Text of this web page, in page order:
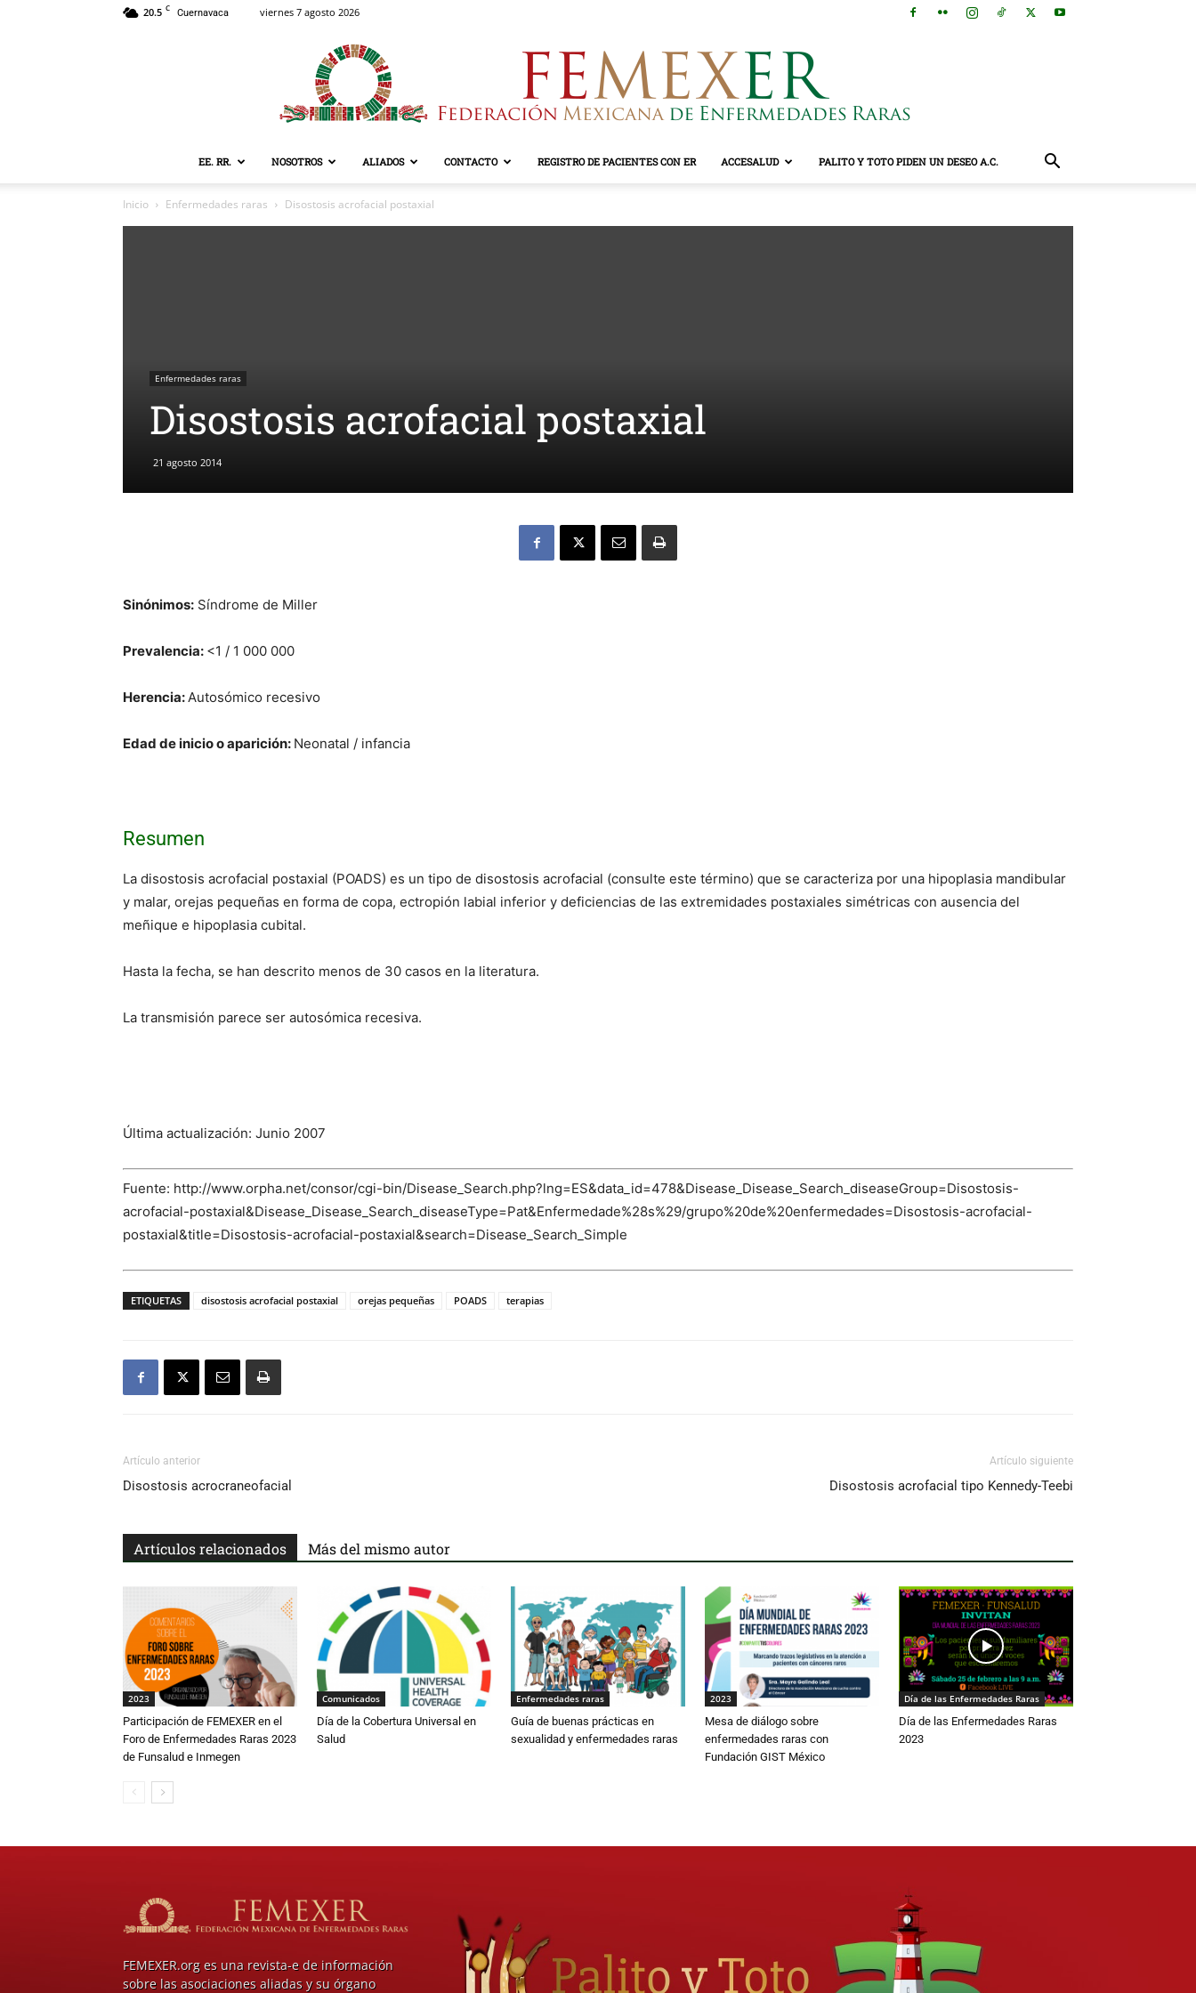
20.5 C Cuernavaca viernes 7 agosto 2026
EE. RR. NOSOTROS ALIADOS CONTACTO REGISTRO DE PACIENTES CON ER ACCESALUD PALITO Y TOTO PIDEN UN DESEO A.C.
Inicio Enfermedades raras Disostosis acrofacial postaxial
Enfermedades raras
Disostosis acrofacial postaxial
21 agosto 2014
Sinónimos: Síndrome de Miller
Prevalencia: <1 / 1 000 000
Herencia:Autosómico recesivo
Edad de inicio o aparición: Neonatal / infancia
Resumen
La disostosis acrofacial postaxial (POADS) es un tipo de disostosis acrofacial (consulte este término) que se caracteriza por una hipoplasia mandibular
y malar, orejas pequeñas en forma de copa, ectropión labial inferior y deficiencias de las extremidades postaxiales simétricas con ausencia del
meñique e hipoplasia cubital.
Hasta la fecha, se han descrito menos de 30 casos en la literatura.
La transmisión parece ser autosómica recesiva.
Última actualización: Junio 2007
Fuente: http://www.orpha.net/consor/cgi-bin/Disease_Search.php?lng=ES&data_id=478&Disease_Disease_Search_diseaseGroup=Disostosis-
acrofacial-postaxial&Disease_Disease_Search_diseaseType=Pat&Enfermedade%28s%29/grupo%20de%20enfermedades=Disostosis-acrofacial-
postaxial&title=Disostosis-acrofacial-postaxial&search=Disease_Search_Simple
ETIQUETAS disostosis acrofacial postaxial orejas pequeñas POADS terapias
Artículo anterior
Disostosis acrocraneofacial
Artículo siguiente
Disostosis acrofacial tipo Kennedy-Teebi
Artículos relacionados Más del mismo autor
2023
Participación de FEMEXER en el
Foro de Enfermedades Raras 2023
de Funsalud e Inmegen
Comunicados
Día de la Cobertura Universal en
Salud
Enfermedades raras
Guía de buenas prácticas en
sexualidad y enfermedades raras
2023
Mesa de diálogo sobre
enfermedades raras con
Fundación GIST México
Día de las Enfermedades Raras
Día de las Enfermedades Raras
2023
FEMEXER.org es una revista-e de información
sobre las asociaciones aliadas y su órgano